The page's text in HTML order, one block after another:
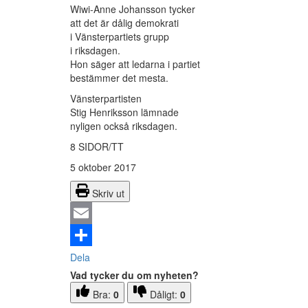
Wiwi-Anne Johansson tycker
att det är dålig demokrati
i Vänsterpartiets grupp
i riksdagen.
Hon säger att ledarna i partiet
bestämmer det mesta.
Vänsterpartisten
Stig Henriksson lämnade
nyligen också riksdagen.
8 SIDOR/TT
5 oktober 2017
Skriv ut
Email
Dela
Vad tycker du om nyheten?
Bra: 0 Dåligt: 0